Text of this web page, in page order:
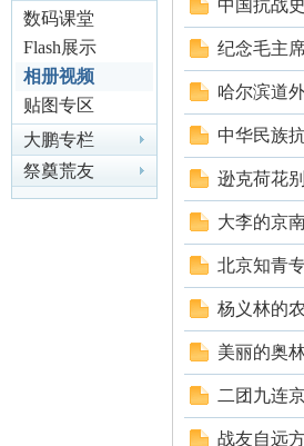
数码课堂
Flash展示
相册视频
贴图专区
大鹏专栏
祭奠荒友
中国抗战
纪念毛主
哈尔滨道
中华民族
逊克荷花
大李的京
北京知青
杨义林的
美丽的奥
二团九连
战友自远